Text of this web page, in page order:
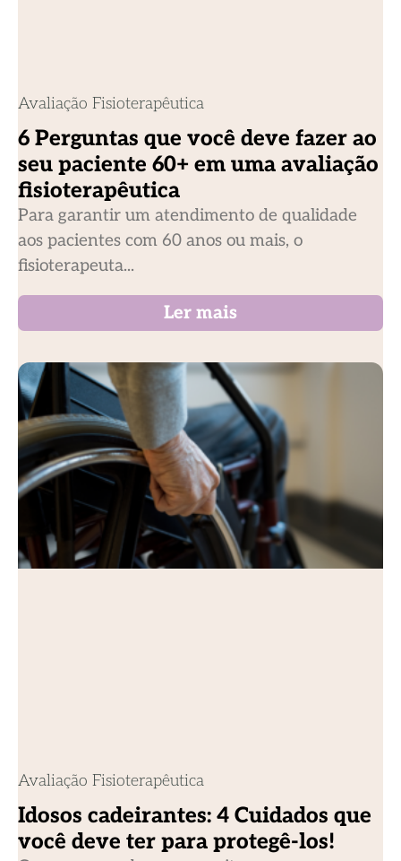
Avaliação Fisioterapêutica
6 Perguntas que você deve fazer ao
seu paciente 60+ em uma avaliação
fisioterapêutica
Para garantir um atendimento de qualidade
aos pacientes com 60 anos ou mais, o
fisioterapeuta...
Ler mais
Avaliação Fisioterapêutica
Idosos cadeirantes: 4 Cuidados que
você deve ter para protegê-los!